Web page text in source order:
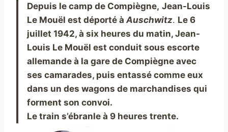
Depuis le camp de Compiègne, Jean-Louis
Le Mouël est déporté à Auschwitz. Le 6
juillet 1942, à six heures du matin, Jean-
Louis Le Mouël est conduit sous escorte
allemande à la gare de Compiègne avec
ses camarades, puis entassé comme eux
dans un des wagons de marchandises qui
forment son convoi.
Le train s’ébranle à 9 heures trente.